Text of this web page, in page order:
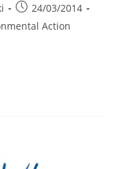
Post
published:
24/03/2014
Action